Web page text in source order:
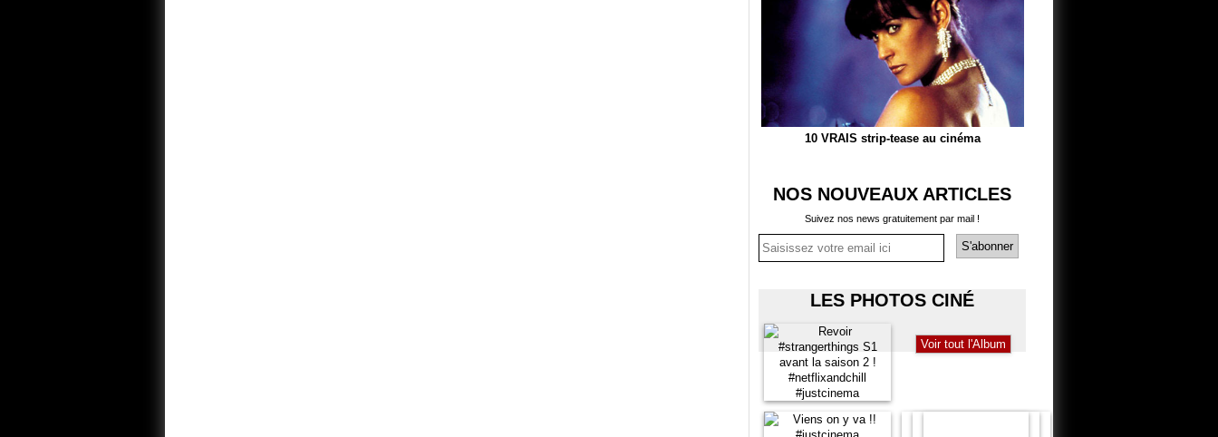
10 VRAIS strip-tease au cinéma
NOS NOUVEAUX ARTICLES
Suivez nos news gratuitement par mail !
LES PHOTOS CINÉ
Voir tout l'Album